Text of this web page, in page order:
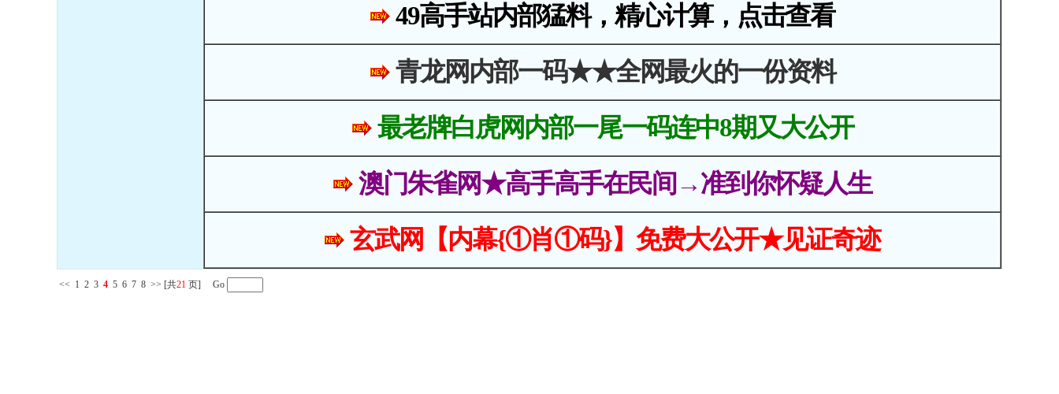
49高手站内部猛料，精心计算，点击查看
青龙网内部一码★★全网最火的一份资料
最老牌白虎网内部一尾一码连中8期又大公开
澳门朱雀网★高手高手在民间→准到你怀疑人生
玄武网【内幕{①肖①码}】免费大公开★见证奇迹
<< 1 2 3 4 5 6 7 8 >> [共21 页] Go